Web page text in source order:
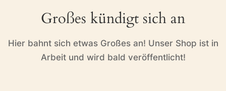
Großes kündigt sich an
Hier bahnt sich etwas Großes an! Unser Shop ist in
Arbeit und wird bald veröffentlicht!